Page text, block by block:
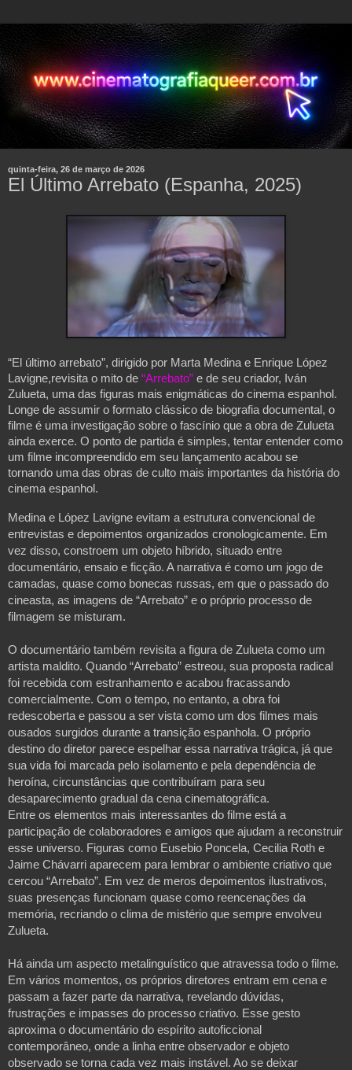
quinta-feira, 26 de março de 2026
El Último Arrebato (Espanha, 2025)
“El último arrebato”, dirigido por Marta Medina e Enrique López
Lavigne,revisita o mito de “Arrebato” e de seu criador, Iván
Zulueta, uma das figuras mais enigmáticas do cinema espanhol.
Longe de assumir o formato clássico de biografia documental, o
filme é uma investigação sobre o fascínio que a obra de Zulueta
ainda exerce. O ponto de partida é simples, tentar entender como
um filme incompreendido em seu lançamento acabou se
tornando uma das obras de culto mais importantes da história do
cinema espanhol.
Medina e López Lavigne evitam a estrutura convencional de
entrevistas e depoimentos organizados cronologicamente. Em
vez disso, constroem um objeto híbrido, situado entre
documentário, ensaio e ficção. A narrativa é como um jogo de
camadas, quase como bonecas russas, em que o passado do
cineasta, as imagens de “Arrebato” e o próprio processo de
filmagem se misturam.
O documentário também revisita a figura de Zulueta como um
artista maldito. Quando “Arrebato” estreou, sua proposta radical
foi recebida com estranhamento e acabou fracassando
comercialmente. Com o tempo, no entanto, a obra foi
redescoberta e passou a ser vista como um dos filmes mais
ousados surgidos durante a transição espanhola. O próprio
destino do diretor parece espelhar essa narrativa trágica, já que
sua vida foi marcada pelo isolamento e pela dependência de
heroína, circunstâncias que contribuíram para seu
desaparecimento gradual da cena cinematográfica.
Entre os elementos mais interessantes do filme está a
participação de colaboradores e amigos que ajudam a reconstruir
esse universo. Figuras como Eusebio Poncela, Cecilia Roth e
Jaime Chávarri aparecem para lembrar o ambiente criativo que
cercou “Arrebato”. Em vez de meros depoimentos ilustrativos,
suas presenças funcionam quase como reencenações da
memória, recriando o clima de mistério que sempre envolveu
Zulueta.
Há ainda um aspecto metalinguístico que atravessa todo o filme.
Em vários momentos, os próprios diretores entram em cena e
passam a fazer parte da narrativa, revelando dúvidas,
frustrações e impasses do processo criativo. Esse gesto
aproxima o documentário do espírito autoficcional
contemporâneo, onde a linha entre observador e objeto
observado se torna cada vez mais instável. Ao se deixar